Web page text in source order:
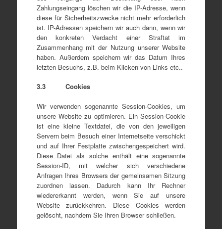
Zahlungseingang löschen wir die IP-Adresse, wenn
diese für Sicherheitszwecke nicht mehr erforderlich
ist. IP-Adressen speichern wir auch dann, wenn wir
den konkreten Verdacht einer Straftat im
Zusammenhang mit der Nutzung unserer Website
haben. Außerdem speichern wir das Datum Ihres
letzten Besuchs, z.B. beim Klicken von Links etc..
3.3 Cookies
Wir verwenden sogenannte Session-Cookies, um
unsere Website zu optimieren. Ein Session-Cookie
ist eine kleine Textdatei, die von den jeweiligen
Servern beim Besuch einer Internetseite verschickt
und auf Ihrer Festplatte zwischengespeichert wird.
Diese Datei als solche enthält eine sogenannte
Session-ID, mit welcher sich verschiedene
Anfragen Ihres Browsers der gemeinsamen Sitzung
zuordnen lassen. Dadurch kann Ihr Rechner
wiedererkannt werden, wenn Sie auf unsere
Website zurückkehren. Diese Cookies werden
gelöscht, nachdem Sie Ihren Browser schließen.